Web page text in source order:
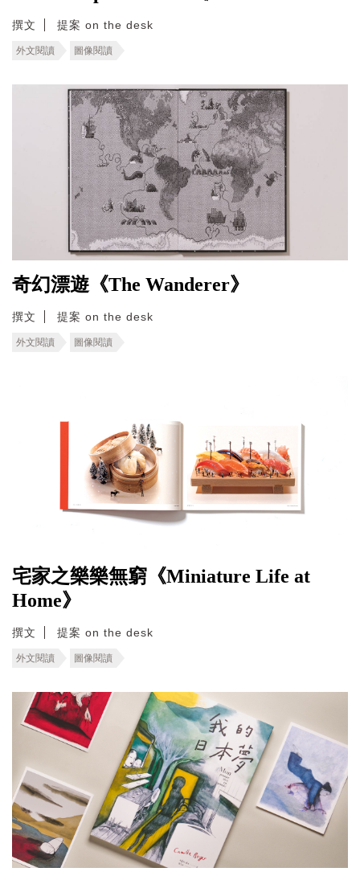
撰文 提案 on the desk
外文閱讀 圖像閱讀
奇幻漂遊《The Wanderer》
撰文 提案 on the desk
外文閱讀 圖像閱讀
宅家之樂樂無窮《Miniature Life at
Home》
撰文 提案 on the desk
外文閱讀 圖像閱讀